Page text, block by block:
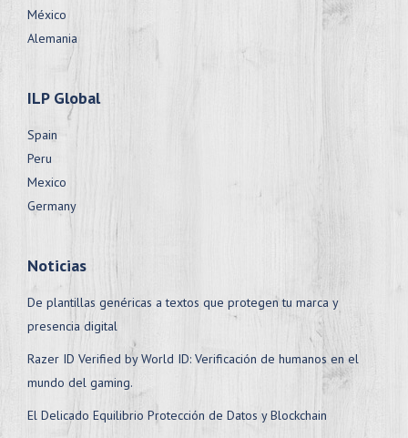
México
Alemania
ILP Global
Spain
Peru
Mexico
Germany
Noticias
De plantillas genéricas a textos que protegen tu marca y
presencia digital
Razer ID Verified by World ID: Verificación de humanos en el
mundo del gaming.
El Delicado Equilibrio Protección de Datos y Blockchain